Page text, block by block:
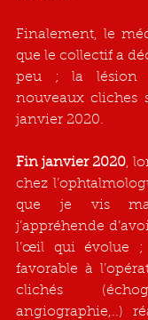
Finalement, le
que le collectif a
peu ; la lésion
nouveaux cliches
janvier 2020.
Fin janvier 2020,
chez
que je vis
j’appréhende
l’œil qui évolue ;
favorable à
clichés
angiographie,..)